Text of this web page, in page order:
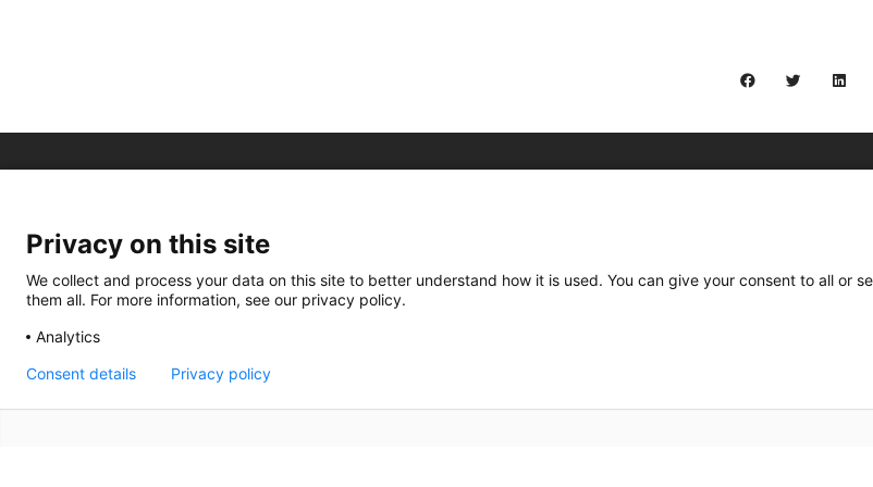
Desenvolupat per
Privacy on this site
We collect and process your data on this site to better understand how it is used. You can give your consent to all or
them all. For more information, see our privacy policy.
Analytics
Consent details Privacy policy